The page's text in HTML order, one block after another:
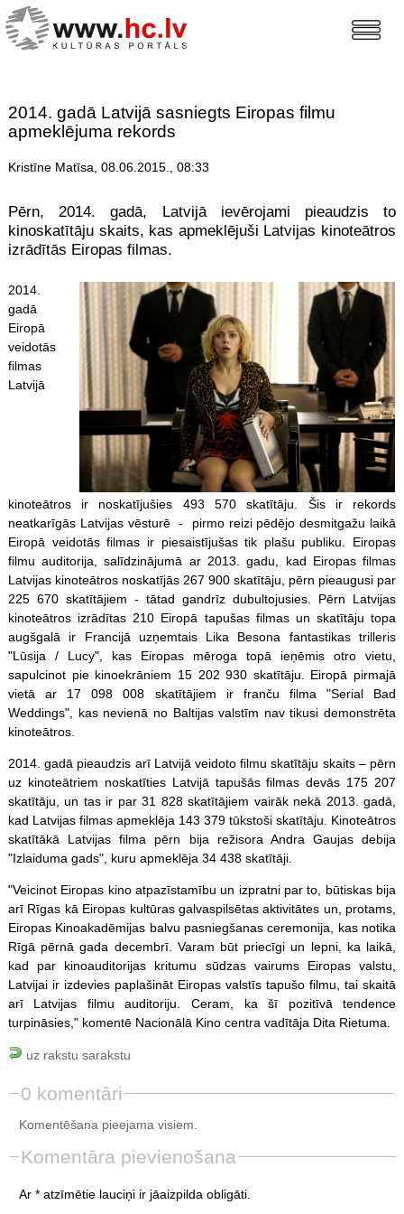
2014. gadā Latvijā sasniegts Eiropas filmu
apmeklējuma rekords
Kristīne Matīsa, 08.06.2015., 08:33
Pērn, 2014. gadā, Latvijā ievērojami pieaudzis to
kinoskatītāju skaits, kas apmeklējuši Latvijas kinoteātros
izrādītās Eiropas filmas.
2014.
gadā
Eiropā
veidotās
filmas
Latvijā
kinoteātros ir noskatījušies 493 570 skatītāju. Šis ir rekords
neatkarīgās Latvijas vēsturē ­­ - ­ pirmo reizi pēdējo desmitgažu laikā
Eiropā veidotās filmas ir piesaistījušas tik plašu publiku. Eiropas
filmu auditorija, salīdzinājumā ar 2013. gadu, kad Eiropas filmas
Latvijas kinoteātros noskatījās 267 900 skatītāju, pērn pieaugusi par
225 670 skatītājiem - tātad gandrīz dubultojusies. Pērn Latvijas
kinoteātros izrādītas 210 Eiropā tapušas filmas un skatītāju topa
augšgalā ir Francijā uzņemtais Lika Besona fantastikas trilleris
"Lūsija / Lucy", kas Eiropas mēroga topā ieņēmis otro vietu,
sapulcinot pie kinoekrāniem 15 202 930 skatītāju. Eiropā pirmajā
vietā ar 17 098 008 skatītājiem ir franču filma "Serial Bad
Weddings", kas nevienā no Baltijas valstīm nav tikusi demonstrēta
kinoteātros.
2014. gadā pieaudzis arī Latvijā veidoto filmu skatītāju skaits – pērn
uz kinoteātriem noskatīties Latvijā tapušās filmas devās 175 207
skatītāju, un tas ir par 31 828 skatītājiem vairāk nekā 2013. gadā,
kad Latvijas filmas apmeklēja 143 379 tūkstoši skatītāju. Kinoteātros
skatītākā Latvijas filma pērn bija režisora Andra Gaujas debija
"Izlaiduma gads", kuru apmeklēja 34 438 skatītāji.
"Veicinot Eiropas kino atpazīstamību un izpratni par to, būtiskas bija
arī Rīgas kā Eiropas kultūras galvaspilsētas aktivitātes un, protams,
Eiropas Kinoakadēmijas balvu pasniegšanas ceremonija, kas notika
Rīgā pērnā gada decembrī. Varam būt priecīgi un lepni, ka laikā,
kad par kinoauditorijas kritumu sūdzas vairums Eiropas valstu,
Latvijai ir izdevies paplašināt Eiropas valstīs tapušo filmu, tai skaitā
arī Latvijas filmu auditoriju. Ceram, ka šī pozitīvā tendence
turpināsies," komentē Nacionālā Kino centra vadītāja Dita Rietuma.
uz rakstu sarakstu
0 komentāri
Komentēšana pieejama visiem.
Komentāra pievienošana
Ar * atzīmētie lauciņi ir jāaizpilda obligāti.